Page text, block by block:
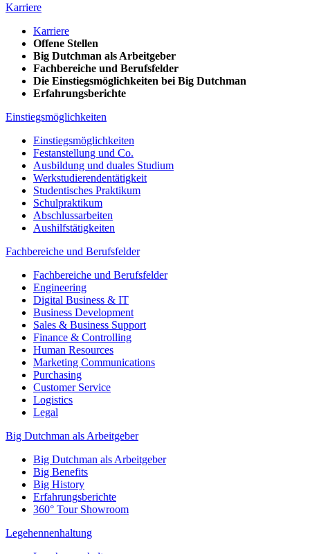
Karriere
Karriere
Offene Stellen
Big Dutchman als Arbeitgeber
Fachbereiche und Berufsfelder
Die Einstiegsmöglichkeiten bei Big Dutchman
Erfahrungsberichte
Einstiegsmöglichkeiten
Einstiegsmöglichkeiten
Festanstellung und Co.
Ausbildung und duales Studium
Werkstudierendentätigkeit
Studentisches Praktikum
Schulpraktikum
Abschlussarbeiten
Aushilfstätigkeiten
Fachbereiche und Berufsfelder
Fachbereiche und Berufsfelder
Engineering
Digital Business & IT
Business Development
Sales & Business Support
Finance & Controlling
Human Resources
Marketing Communications
Purchasing
Customer Service
Logistics
Legal
Big Dutchman als Arbeitgeber
Big Dutchman als Arbeitgeber
Big Benefits
Big History
Erfahrungsberichte
360° Tour Showroom
Legehennenhaltung